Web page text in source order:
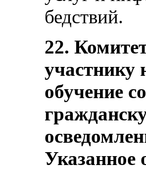
бедствий.
22.
участнику
обучение
Указанное